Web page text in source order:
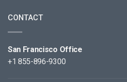
CONTACT
San Francisco Office
+1 855-896-9300